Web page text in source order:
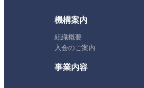
機構案内
組織概要
入会のご案内
事業内容